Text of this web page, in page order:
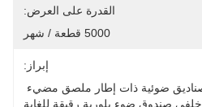
القدرة على العرض:
5000 قطعة / شهر
إبراز:
خلفي,صندوق ضوء بلورية رقيقة للغاية